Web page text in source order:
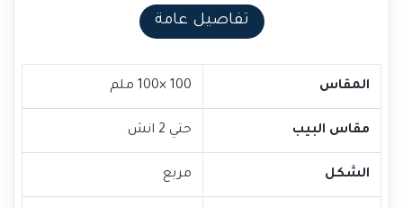
تفاصيل عامة
المقاس 100 ×100 ملم
مقاس البيب حتي 2 انش
الشكل مربع